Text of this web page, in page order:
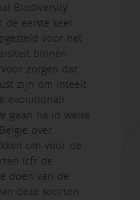
Biodiversity
de eerste keer
voor het
binnen
zorgen dat
zijn om inteelt
evolutionair
gaan na in welke
over
om voor de
(cfr de
doen van de
deze soorten.